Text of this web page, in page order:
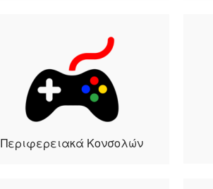
Περιφερειακά Κονσολών